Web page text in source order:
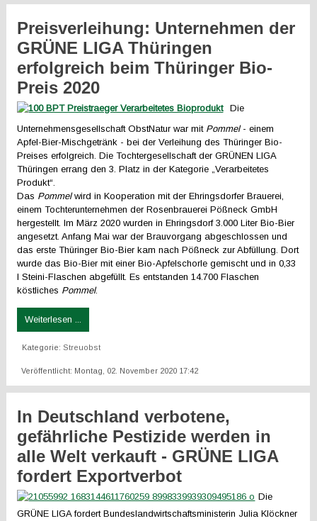
Preisverleihung: Unternehmen der
GRÜNE LIGA Thüringen
erfolgreich beim Thüringer Bio-
Preis 2020
Die
Unternehmensgesellschaft ObstNatur war mit Pommel- einem
Apfel-Bier-Mischgetränk - bei der Verleihung des Thüringer Bio-
Preises erfolgreich. Die Tochtergesellschaft der GRÜNEN LIGA
Thüringen errang den 3. Platz in der Kategorie „Verarbeitetes
Produkt“.
Das Pommelwird in Kooperation mit der Ehringsdorfer Brauerei,
einem Tochterunternehmen der Rosenbrauerei Pößneck GmbH
hergestellt. Im März 2020 wurden in Ehringsdorf 3.000 Liter Bio-Bier
angesetzt. Anfang Mai war der Brauvorgang abgeschlossen und
das erste Thüringer Bio-Bier kam nach Pößneck zur Abfüllung. Dort
wurde das Bio-Bier mit einer Bio-Apfelschorle gemischt und in 0,33
l Steini-Flaschen abgefüllt. Es entstanden 14.700 Flaschen
köstliches Pommel.
Weiterlesen ...
Kategorie:Streuobst
Veröffentlicht: Montag, 02. November 2020 17:42
In Deutschland verbotene,
gefährliche Pestizide werden in
alle Welt verkauft - GRÜNE LIGA
fordert Exportverbot
Die
GRÜNE LIGA fordert Bundeslandwirtschaftsministerin Julia Klöckner